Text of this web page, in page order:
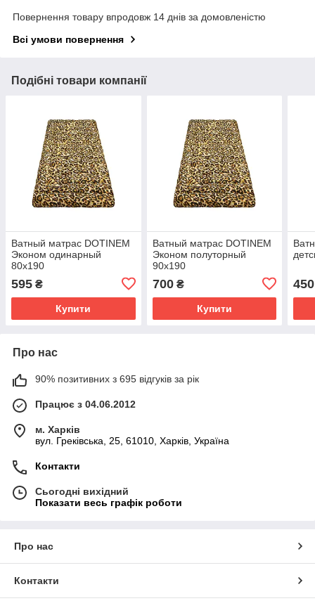
Повернення товару впродовж 14 днів за домовленістю
Всі умови повернення
Подібні товари компанії
Ватный матрас DOTINEM
Эконом одинарный
80х190
595 ₴
Купити
Ватный матрас DOTINEM
Эконом полуторный
90х190
700₴
Купити
450
Про нас
90% позитивних з 695 відгуків за рік
Працює з 04.06.2012
м. Харків
вул. Греківська, 25, 61010, Харків, Україна
Контакти
Сьогодні вихідний
Показати весь графік роботи
Про нас
Контакти